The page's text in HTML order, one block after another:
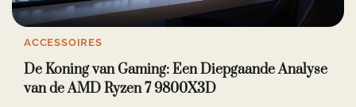
ACCESSOIRES
De Koning van Gaming: Een Diepgaande Analyse
van de AMD Ryzen 7 9800X3D